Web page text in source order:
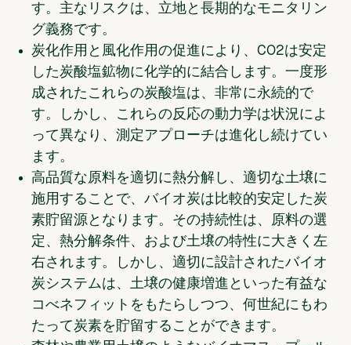
す。主なリスクは、立地と長期的なモニタリン
グ義務です。
炭化作用と風化作用の促進により、CO2は安定
した炭酸塩鉱物に化学的に結合します。一度形
成されたこれらの炭酸塩は、非常に永続的で
す。しかし、これらの反応の動力学は状況によ
って異なり、測定アプローチは進化し続けてい
ます。
高品質な原料を適切に熱分解し、適切な土壌に
施用することで、 バイオ炭は 比較的安定した炭
素貯留源となります。その持続性は、原料の選
定、熱分解条件、および土壌の特性に大きく左
右されます。しかし、適切に設計されたバイオ
炭システムは、土壌の健康増進といった有益な
コべネフィットをもたらしつつ、何世紀にもわ
たって炭素を貯留することができます。